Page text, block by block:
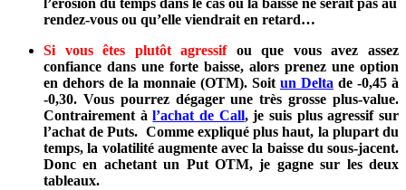
l’érosion du temps dans le cas où la baisse ne serait pas au
rendez-vous ou qu’elle viendrait en retard…
Si vous êtes plutôt agressifou que vous avez assez
confiance dans une forte baisse, alors prenez une option
en dehors de la monnaie (OTM). Soit un Delta de -0,45 à
-0,30. Vous pourrez dégager une très grosse plus-value.
Contrairement àl’achat de Call, je suis plus agressif sur
l’achat de Puts. Comme expliqué plus haut, la plupart du
temps, la volatilité augmente avec la baisse du sous-jacent.
Donc en achetant un Put OTM, je gagne sur les deux
tableaux.